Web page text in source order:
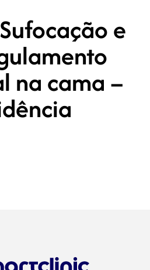
e
na cama –